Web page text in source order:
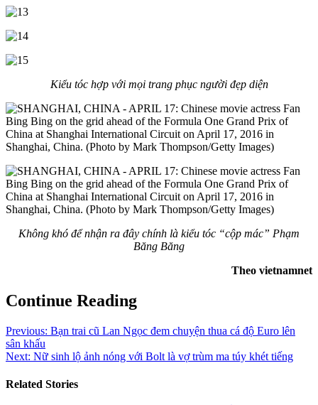
Kiểu tóc hợp với mọi trang phục người đẹp diện
Không khó để nhận ra đây chính là kiểu tóc “cộp mác” Phạm
Băng Băng
Theo vietnamnet
Continue Reading
Previous: Bạn trai cũ Lan Ngọc đem chuyện thua cá độ Euro lên
sân khấu
Next: Nữ sinh lộ ảnh nóng với Bolt là vợ trùm ma túy khét tiếng
Related Stories